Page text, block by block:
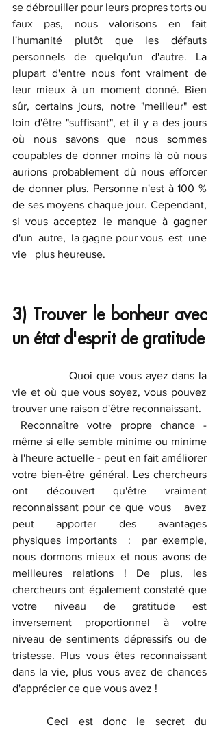
se débrouiller pour leurs propres torts ou
faux pas, nous valorisons en fait
l'humanité plutôt que les défauts
personnels de quelqu'un d'autre. La
plupart d'entre nous font vraiment de
leur mieux à un moment donné. Bien
sûr, certains jours, notre "meilleur" est
loin d'être "suffisant", et il y a des jours
où nous savons que nous sommes
coupables de donner moins là où nous
aurions probablement dû nous efforcer
de donner plus. Personne n'est à 100 %
de ses moyens chaque jour. Cependant,
si vous acceptez le manque à gagner
d'un  autre,  la gagne pour vous  est  une
vie   plus heureuse.
3) Trouver le bonheur avec
un état d'esprit de gratitude
		Quoi que vous ayez dans la
vie et où que vous soyez, vous pouvez
trouver une raison d'être reconnaissant.
même si elle semble minime ou minime
à l'heure actuelle - peut en fait améliorer
votre bien-être général. Les chercheurs
ont découvert qu'être vraiment
reconnaissant pour ce que vous   avez
peut   apporter   des   avantages
physiques importants  :  par exemple,
nous dormons mieux et nous avons de
meilleures relations ! De plus, les
chercheurs ont également constaté que
votre niveau de gratitude est
inversement proportionnel à votre
niveau de sentiments dépressifs ou de
tristesse. Plus vous êtes reconnaissant
dans la vie, plus vous avez de chances
d'apprécier ce que vous avez !
	Ceci est donc le secret du